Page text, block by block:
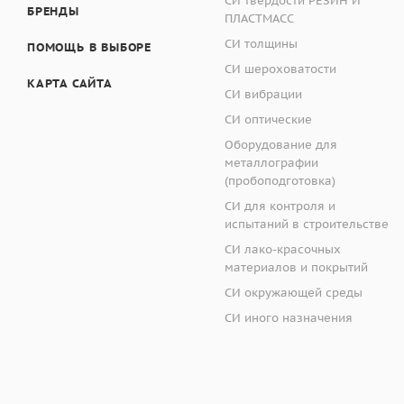
*к продаже тажке
начале
прошли юстировку в
Предоставляется
Original Schmidt
остается
модели с
НАЗНАЧЕНИЕ
:
отскока бойка
определения
Н/мм
8. Напряжение
9. Потребляемая
Schmidt-2000 LD
10. Габаритные
- длина корпуса
- длина корпуса с
- диаметр корпуса
- длина х ширина
БРЕНДЫ
ПОМОЩЬ В ВЫБОРЕ
КАРТА САЙТА
ПЛАСТМАСС
СИ толщины
СИ шероховатости
СИ вибрации
СИ оптические
Оборудование для
металлографии
(пробоподготовка)
СИ для контроля и
испытаний в строительстве
СИ лако-красочных
материалов и покрытий
СИ окружающей среды
СИ иного назначения